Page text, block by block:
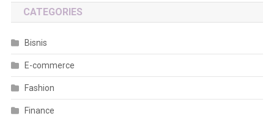
CATEGORIES
Bisnis
E-commerce
Fashion
Finance